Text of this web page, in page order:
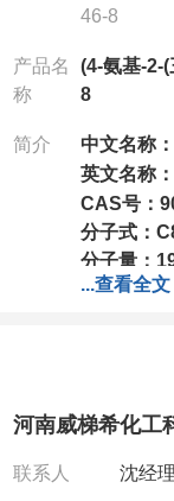
46-8
产品名
称
(4-氨基-2-
8
简介 中文名称：
英文名称：
CAS号：
分子式：
分子量：
包装：
我司对高
作中有用
...查看全文
河南威梯希化工
联系人 沈经理